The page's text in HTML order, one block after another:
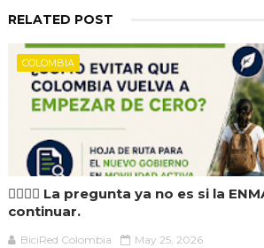
RELATED POST
COLOMBIA
🚶‍♀️🚴‍♂️ La pregunta ya no es si la
continuar.
BiciRed Colombia May 25, 2026